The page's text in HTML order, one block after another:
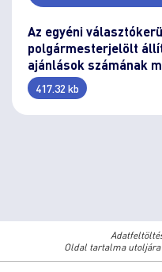
Az egyéni
polgármesterjelölt
ajánlások számának
417.32 kb
Oldal tartalma